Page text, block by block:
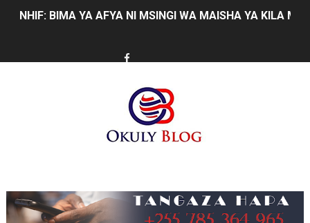
NHIF: BIMA YA AFYA NI MSINGI WA MAISHA YA KILA
MRADI WA KITUO CHA KUONGEZA MSUKUMO WA
WACHIMBAJI WADOGO NAMUNGO WAOMBA
WAZIRI NANAUKA AIPONGEZA TARURA KWA MPANGO